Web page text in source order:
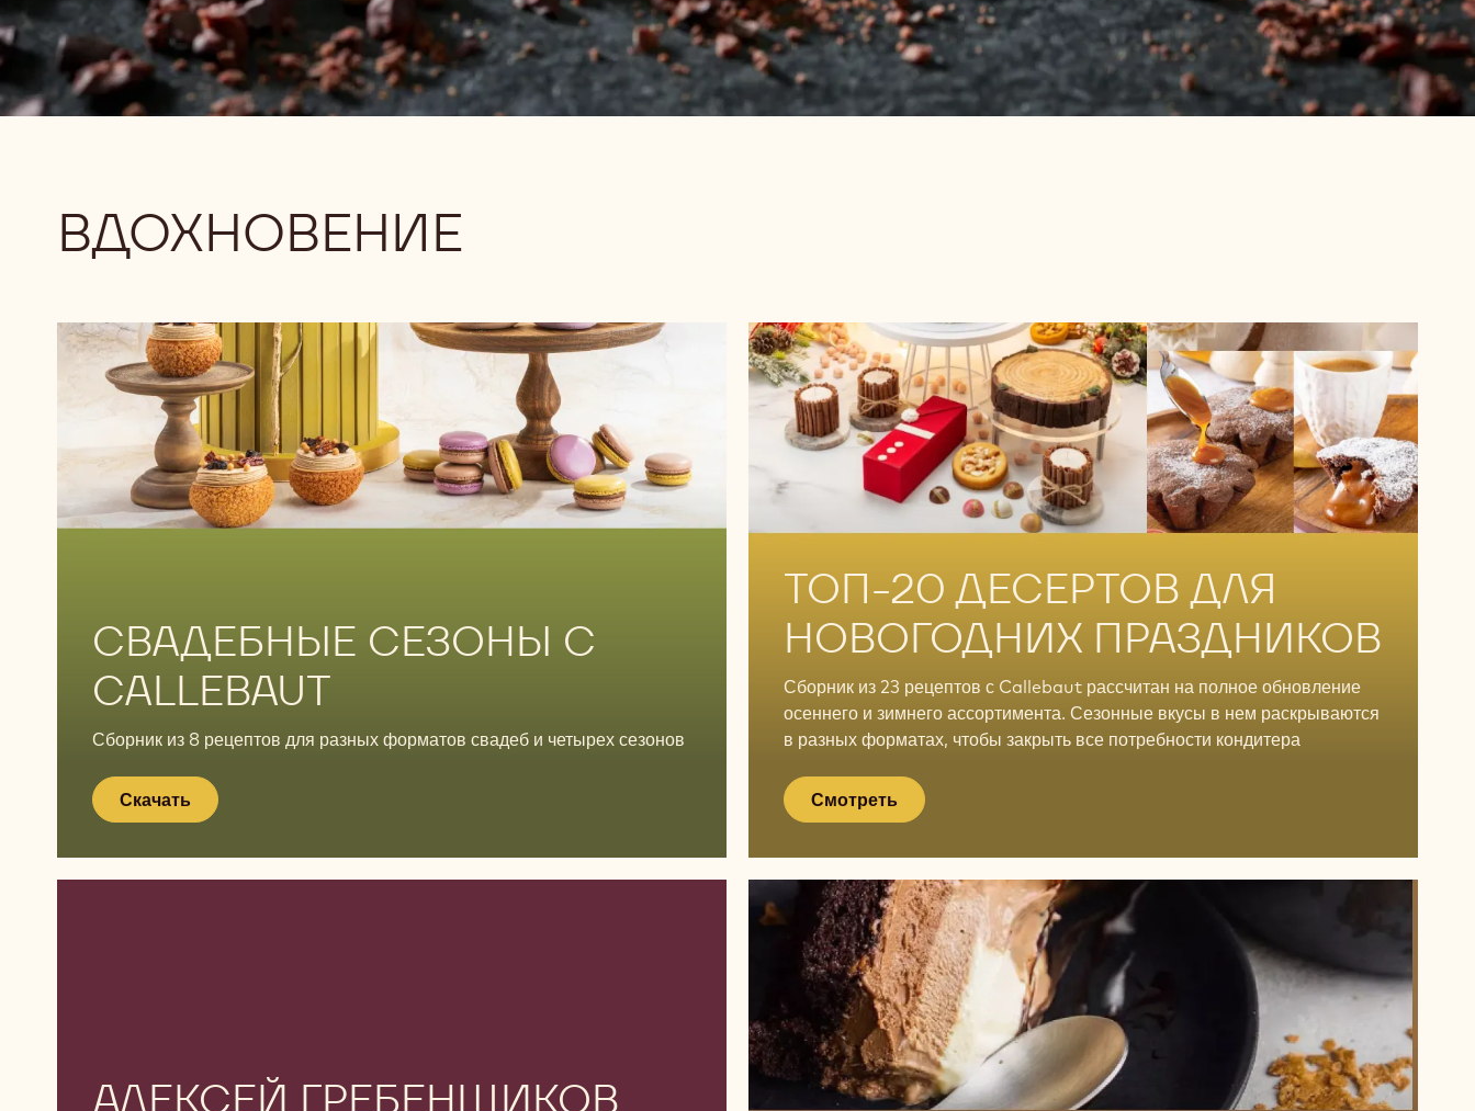
ВДОХНОВЕНИЕ
СВАДЕБНЫЕ СЕЗОНЫ С
CALLEBAUT
Скачать
ТОП-20 ДЕСЕРТОВ ДЛЯ
НОВОГОДНИХ ПРАЗДНИКОВ
Сборник из 23 рецептов с Callebaut рассчитан на полное обновление
осеннего и зимнего ассортимента. Сезонные вкусы в нем раскрываются
Смотреть
Смотреть
Смотреть
Смотреть